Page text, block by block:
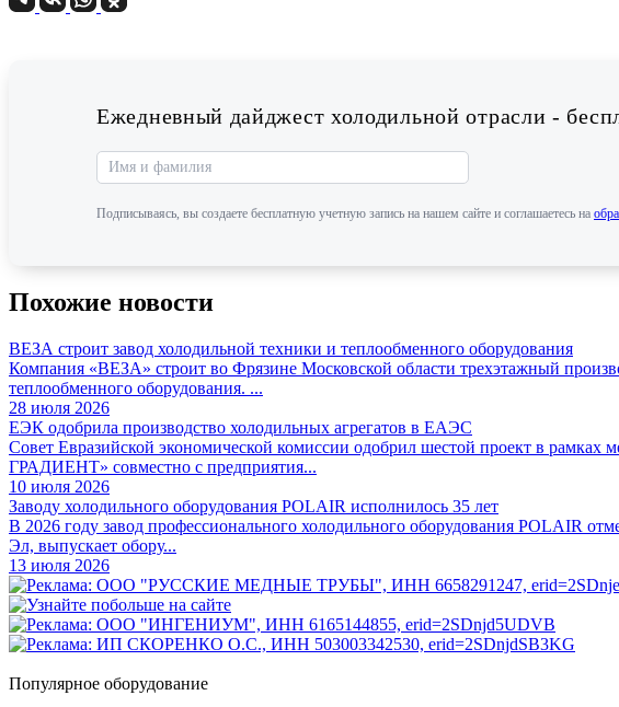
Ежедневный дайджест холодильной отрасли -
Подписываясь, вы создаете бесплатную учетную запись на нашем сайте и соглашаетесь на
Похожие новости
ВЕЗА строит завод холодильной техники и теплообменного оборудования
Компания «ВЕЗА» строит во Фрязине Московской области трехэтажный
теплообменного оборудования. ...
28 июля 2026
ЕЭК одобрила производство холодильных агрегатов в ЕАЭС
Совет Евразийской экономической комиссии одобрил шестой проект в
ГРАДИЕНТ» совместно с предприятия...
10 июля 2026
Заводу холодильного оборудования POLAIR исполнилось 35 лет
В 2026 году завод профессионального холодильного оборудования POLAIR
Эл, выпускает обору...
13 июля 2026
Популярное оборудование